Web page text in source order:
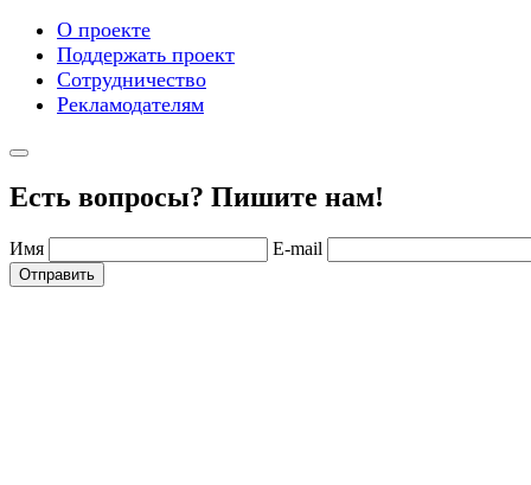
О проекте
Поддержать проект
Сотрудничество
Рекламодателям
Есть вопросы? Пишите нам!
Имя E-mail